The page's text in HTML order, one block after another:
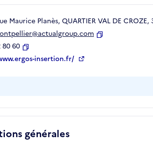
générales
Maurice Planès, QUARTIER VAL DE
80 60
Copierinsertion.fr/